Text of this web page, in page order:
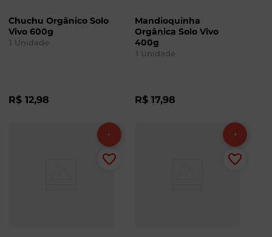
Chuchu Orgânico Solo
Vivo 600g
1 Unidade
R$ 12,98
Mandioquinha
Orgânica Solo Vivo
400g
1 Unidade
R$ 17,98